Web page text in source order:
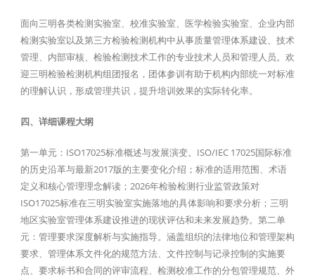
面向三明各类检测实验室、校准实验室、医学检验实验室、企业内部
检测实验室以及第三方检验检测机构中从事质量管理体系建设、技术
管理、内部审核、检验检测技术工作的专业技术人员和管理人员。欢
迎三明检验检测机构组团报名，团体参训有助于机构内部统一对标准
的理解认识，形成管理共识，提升培训效果的实际转化率。
四、详细课程大纲
第一单元：ISO17025标准概述与发展演变。ISO/IEC 17025国际标准
的历史沿革与最新2017版的主要变化介绍；标准的适用范围、术语
定义和核心管理理念解读；2026年检验检测行业监管政策对
ISO17025标准在三明实验室实施落地的具体影响和要求分析；三明
地区实验室管理体系建设推进的现状评估和未来发展趋势。第二单
元：管理要求深度解析与实施指导。涵盖组织的法律地位和管理架构
要求、管理体系文件化的规范方法、文件控制与记录控制的实施要
点、要求标书和合同的评审流程、检测校准工作的分包管理规范、外